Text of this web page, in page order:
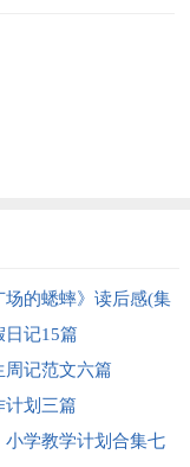
场的蟋蟀》读后感(集
日记15篇
周记范文六篇
计划三篇
小学教学计划合集七